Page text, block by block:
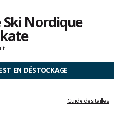
Ski Nordique
EN DÉSTOCKAGE
Guide des tailles